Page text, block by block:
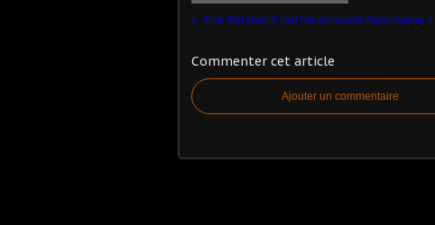
The Witcher 3 s'offre le mode New Game +
Commenter cet article
Ajouter un commentaire